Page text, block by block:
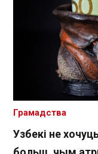
Узбекі не
Грамадства